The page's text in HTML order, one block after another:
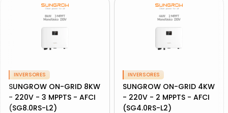
INVERSORES
SUNGROW ON-GRID 8KW
- 220V - 3 MPPTS - AFCI
(SG8.0RS-L2)
INVERSORES
SUNGROW ON-GRID 4KW
- 220V - 2 MPPTS - AFCI
(SG4.0RS-L2)